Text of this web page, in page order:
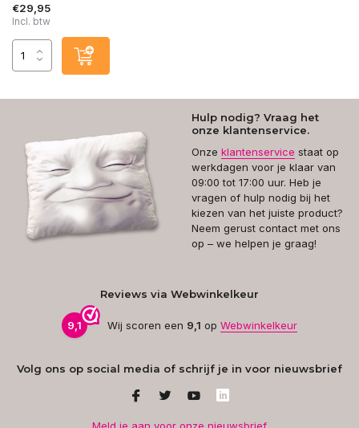
€29,95
Incl. btw
Hulp nodig? Vraag het
onze klantenservice.
Onze klantenservice staat op
werkdagen voor je klaar van
09:00 tot 17:00 uur. Heb je
vragen of hulp nodig bij het
kiezen van het juiste product?
Neem gerust contact met ons
op – we helpen je graag!
Reviews via Webwinkelkeur
9,1 Wij scoren een 9,1 op Webwinkelkeur
Volg ons op social media of schrijf je in voor nieuwsbrief